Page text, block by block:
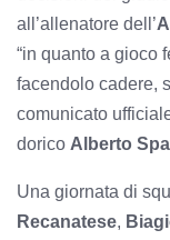
all’allenatore dell’
“in quanto a gioco
facendolo cadere,
comunicato
dorico Alberto
Una giornata di
Recanatese,